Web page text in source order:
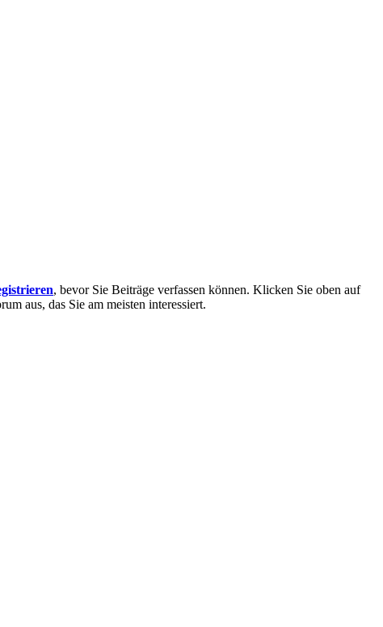
, bevor Sie Beiträge verfassen können. Klicken Sie oben auf
aus, das Sie am meisten interessiert.